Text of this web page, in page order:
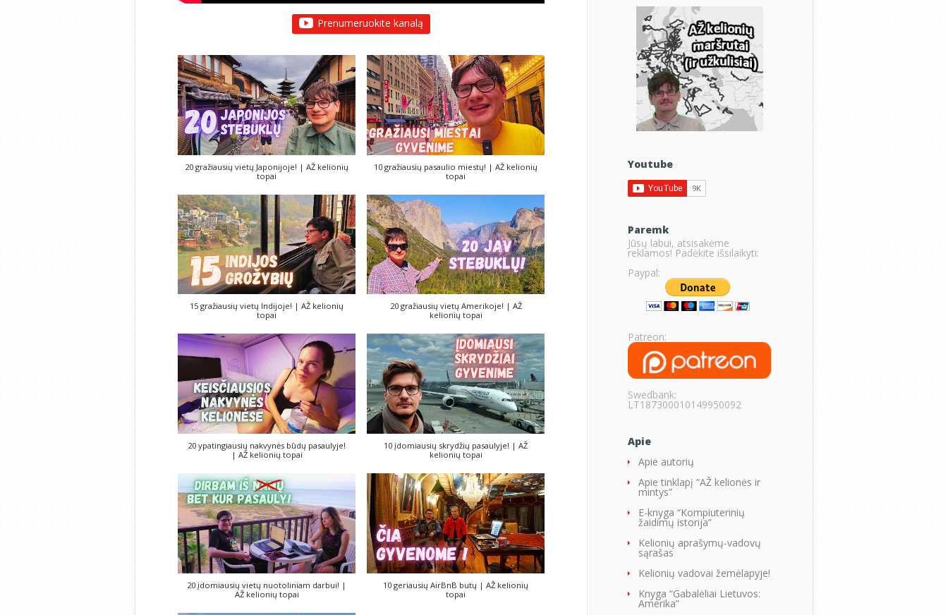
Prenumeruokite kanalą
20 gražiausių vietų Japonijoje! | AŽ kelionių
topai
10 gražiausių pasaulio miestų! | AŽ kelionių
topai
15 gražiausių vietų Indijoje! | AŽ kelionių
topai
20 gražiausių vietų Amerikoje! | AŽ
kelionių topai
20 ypatingiausių nakvynės būdų pasaulyje!
| AŽ kelionių topai
10 įdomiausių skrydžių pasaulyje! | AŽ
kelionių topai
20 įdomiausių vietų nuotoliniam darbui! |
AŽ kelionių topai
10 geriausių AirBnB butų | AŽ kelionių
topai
Youtube
Paremk
Jūsų labui, atsisakėme
reklamos! Padėkite išsilaikyti:
Paypal:
Patreon:
Swedbank:
LT187300010149950092
Apie
Apie autorių
Apie tinklapį “AŽ kelionės ir
mintys”
E-knyga “Kompiuterinių
žaidimų istorija”
Kelionių aprašymų-vadovų
sąrašas
Kelionių vadovai žemėlapyje!
Knyga “Gabalėliai Lietuvos:
Amerika”